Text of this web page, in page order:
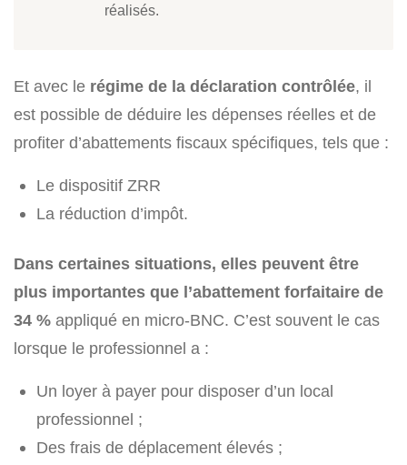
réalisés.
Et avec le régime de la déclaration contrôlée, il
est possible de déduire les dépenses réelles et de
profiter d’abattements fiscaux spécifiques, tels que :
Le dispositif ZRR
La réduction d’impôt.
Dans certaines situations, elles peuvent être
plus importantes que l’abattement forfaitaire de
34 % appliqué en micro-BNC. C’est souvent le cas
lorsque le professionnel a :
Un loyer à payer pour disposer d’un local
professionnel ;
Des frais de déplacement élevés ;